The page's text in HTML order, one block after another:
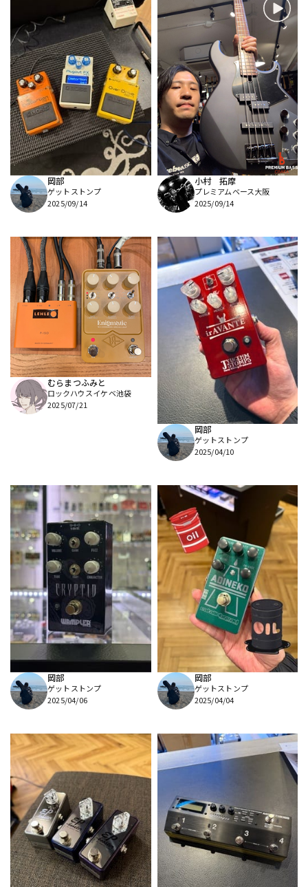
岡部
ゲットストンプ
2025/09/14
小村 拓摩
プレミアムベース大阪
2025/09/14
むらまつふみと
ロックハウスイケベ池袋
2025/07/21
岡部
ゲットストンプ
2025/04/10
岡部
ゲットストンプ
2025/04/06
岡部
ゲットストンプ
2025/04/04